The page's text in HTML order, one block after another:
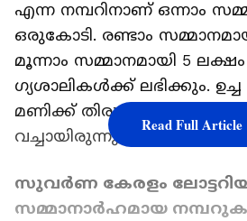
എന്ന നമ്പറിനാണ് ഒന്നാം
ഒരുകോടി. രണ്ടാം
മൂന്നാം സമ്മാനമായി 5
ഗ്യശാലികൾക്ക് ലഭിക്കും.
മണിക്ക് തിരുവനന്തപുരം
വച്ചായിരുന്നു നറുക്കെടുപ്പ്
സുവര്‍ണ കേരളം
സമ്മാനാര്‍ഹമായ
Read Full Article